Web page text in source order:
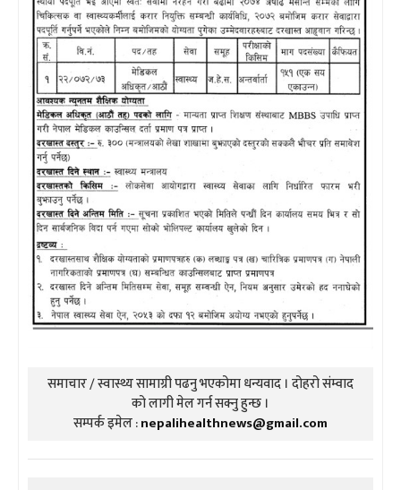
समाचार / स्वास्थ्य सामाग्री पढनु भएकोमा धन्यवाद । दोहरो संम्वाद
को लागी मेल गर्न सक्नु हुन्छ ।
सम्पर्क इमेल :nepalihealthnews@gmail.com